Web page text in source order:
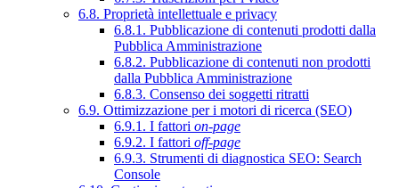
6.8. Proprietà intellettuale e privacy
6.8.1. Pubblicazione di contenuti prodotti dalla
Pubblica Amministrazione
6.8.2. Pubblicazione di contenuti non prodotti
dalla Pubblica Amministrazione
6.8.3. Consenso dei soggetti ritratti
6.9. Ottimizzazione per i motori di ricerca (SEO)
6.9.1. I fattori on-page
6.9.2. I fattori off-page
6.9.3. Strumenti di diagnostica SEO: Search
Console